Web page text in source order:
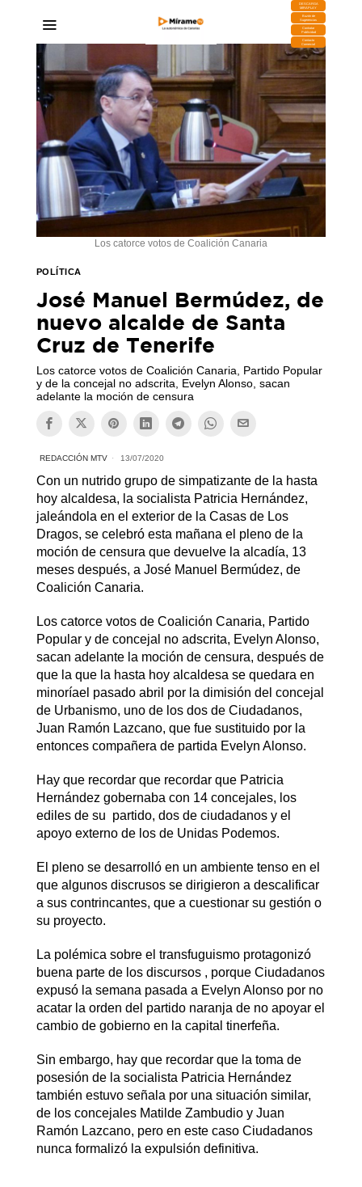
DESCARGA
MIRAPLAY
Buzón de
Sugerencias
Contratar
Publicidad
Contacto
Comercial
Los catorce votos de Coalición Canaria
POLÍTICA
José Manuel Bermúdez, de
nuevo alcalde de Santa
Cruz de Tenerife
Los catorce votos de Coalición Canaria, Partido Popular
y de la concejal no adscrita, Evelyn Alonso, sacan
adelante la moción de censura
REDACCIÓN MTV 13/07/2020
Con un nutrido grupo de simpatizante de la hasta
hoy alcaldesa, la socialista Patricia Hernández,
jaleándola en el exterior de la Casas de Los
Dragos, se celebró esta mañana el pleno de la
moción de censura que devuelve la alcadía, 13
meses después, a José Manuel Bermúdez, de
Coalición Canaria.
Los catorce votos de Coalición Canaria, Partido
Popular y de concejal no adscrita, Evelyn Alonso,
sacan adelante la moción de censura, después de
que la que la hasta hoy alcaldesa se quedara en
minoríael pasado abril por la dimisión del concejal
de Urbanismo, uno de los dos de Ciudadanos,
Juan Ramón Lazcano, que fue sustituido por la
entonces compañera de partida Evelyn Alonso.
Hay que recordar que recordar que Patricia
Hernández gobernaba con 14 concejales, los
ediles de su partido, dos de ciudadanos y el
apoyo externo de los de Unidas Podemos.
El pleno se desarrolló en un ambiente tenso en el
que algunos discrusos se dirigieron a descalificar
a sus contrincantes, que a cuestionar su gestión o
su proyecto.
La polémica sobre el transfuguismo protagonizó
buena parte de los discursos , porque Ciudadanos
expusó la semana pasada a Evelyn Alonso por no
acatar la orden del partido naranja de no apoyar el
cambio de gobierno en la capital tinerfeña.
Sin embargo, hay que recordar que la toma de
posesión de la socialista Patricia Hernández
también estuvo señala por una situación similar,
de los concejales Matilde Zambudio y Juan
Ramón Lazcano, pero en este caso Ciudadanos
nunca formalizó la expulsión definitiva.